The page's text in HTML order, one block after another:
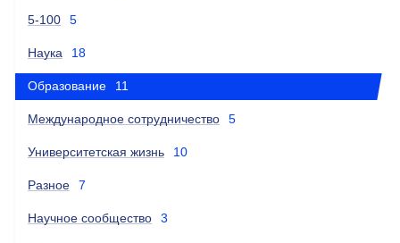
5-100 5
Наука 18
Образование 11
Международное сотрудничество 5
Университетская жизнь 10
Разное 7
Научное сообщество 3